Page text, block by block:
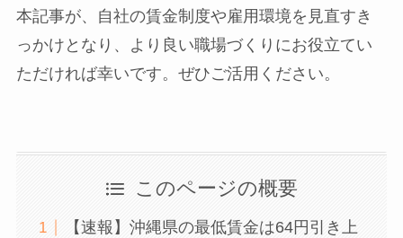
本記事が、自社の賃金制度や雇用環境を見直すき
っかけとなり、より良い職場づくりにお役立てい
ただければ幸いです。ぜひご活用ください。
このページの概要
【速報】沖縄県の最低賃金は64円引き上